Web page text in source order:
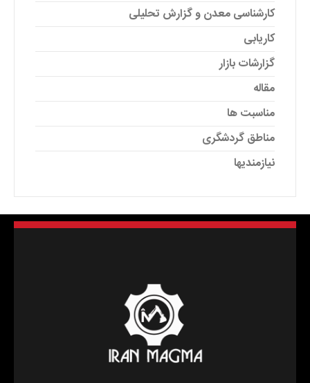
کارشناسی معدن و گزارش تحلیلی
کاریابی
گزارشات بازار
مقاله
مناسبت ها
مناطق گردشگری
نیازمندیها